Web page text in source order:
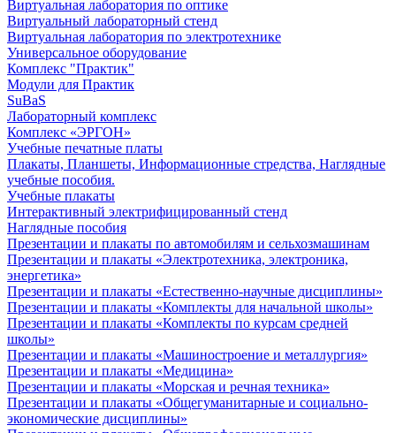
Виртуальная лаборатория по оптике
Виртуальный лабораторный стенд
Виртуальная лаборатория по электротехнике
Универсальное оборудование
Комплекс "Практик"
Модули для Практик
SuBaS
Лабораторный комплекс
Комплекс «ЭРГОН»
Учебные печатные платы
Плакаты, Планшеты, Информационные стредства, Наглядные
учебные пособия.
Учебные плакаты
Интерактивный электрифицированный стенд
Наглядные пособия
Презентации и плакаты по автомобилям и сельхозмашинам
Презентации и плакаты «Электротехника, электроника,
энергетика»
Презентации и плакаты «Естественно-научные дисциплины»
Презентации и плакаты «Комплекты для начальной школы»
Презентации и плакаты «Комплекты по курсам средней
школы»
Презентации и плакаты «Машиностроение и металлургия»
Презентации и плакаты «Медицина»
Презентации и плакаты «Морская и речная техника»
Презентации и плакаты «Общегуманитарные и социально-
экономические дисциплины»